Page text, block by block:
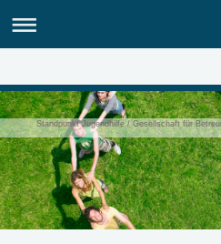
Standpunkt Jugendhilfe / Gesellschaft für